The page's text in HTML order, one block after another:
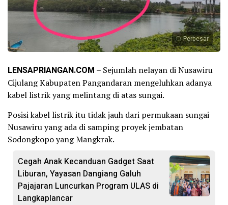
Perbesar
LENSAPRIANGAN.COM – Sejumlah nelayan di Nusawiru
Cijulang Kabupaten Pangandaran mengeluhkan adanya
kabel listrik yang melintang di atas sungai.
Posisi kabel listrik itu tidak jauh dari permukaan sungai
Nusawiru yang ada di samping proyek jembatan
Sodongkopo yang Mangkrak.
Cegah Anak Kecanduan Gadget Saat
Liburan, Yayasan Dangiang Galuh
Pajajaran Luncurkan Program ULAS di
Langkaplancar